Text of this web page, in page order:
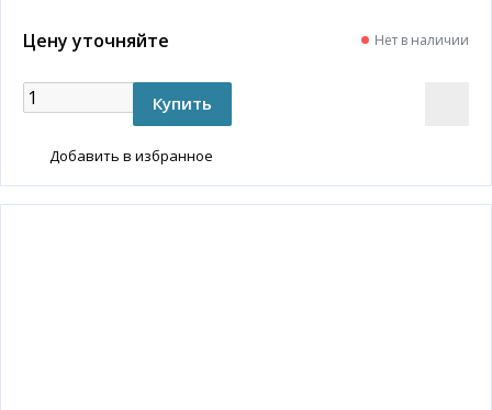
Цену уточняйте Нет в наличии
Добавить в избранное